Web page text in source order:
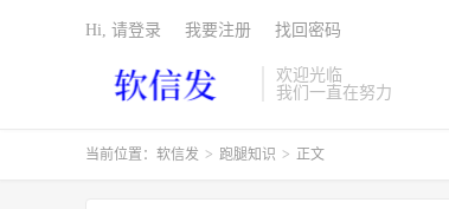
欢迎光临
我们一直在努力
Hi, 请登录 我要注册 找回密码
当前位置： 软信发 > 跑腿知识 > 正文